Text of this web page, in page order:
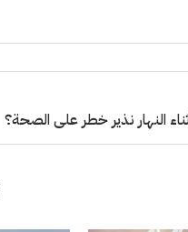
النهار نذير خطر على الصحة؟